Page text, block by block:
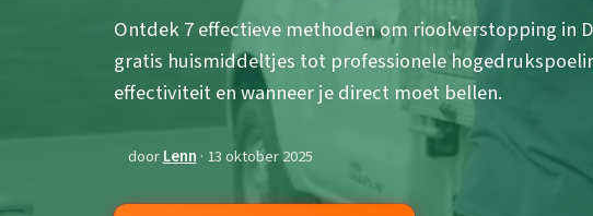
Ontdek 7 effectieve methoden om rioolverstopping in
gratis huismiddeltjes tot professionele
effectiviteit en wanneer je direct moet bellen.
doorLenn · 13 oktober 2025